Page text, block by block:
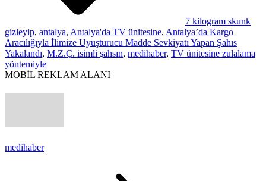
7 kilogram skunk
gizleyip, antalya, Antalya'da TV ünitesine, Antalya’da Kargo
Aracılığıyla İlimize Uyuşturucu Madde Sevkiyatı Yapan Şahıs
Yakalandı, M.Z.Ç. isimli şahsın, medihaber, TV ünitesine zulalama
yöntemiyle
MOBİL REKLAM ALANI
medihaber